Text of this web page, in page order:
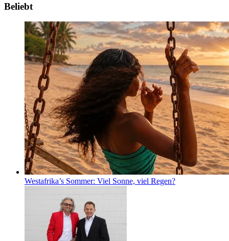
Beliebt
Westafrika’s Sommer: Viel Sonne, viel Regen?